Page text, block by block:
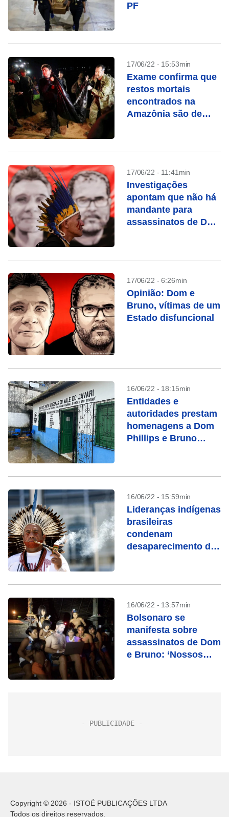
PF
17/06/22 - 15:53min
Exame confirma que
restos mortais
encontrados na
Amazônia são de
17/06/22 - 11:41min
Investigações
apontam que não há
mandante para
assassinatos de Dom
17/06/22 - 6:26min
Opinião: Dom e
Bruno, vítimas de um
Estado disfuncional
16/06/22 - 18:15min
Entidades e
autoridades prestam
homenagens a Dom
Phillips e Bruno
16/06/22 - 15:59min
Lideranças indígenas
brasileiras
condenam
desaparecimento de
à sede da UE
16/06/22 - 13:57min
Bolsonaro se
manifesta sobre
assassinatos de Dom
e Bruno: ‘Nossos
Copyright © 2026 - ISTOÉ PUBLICAÇÕES LTDA
Todos os direitos reservados.